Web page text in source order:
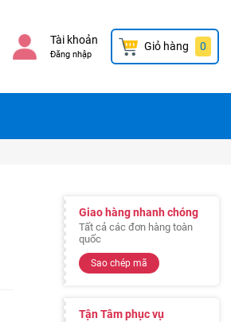
Tài khoản
Đăng nhập
Giỏ hàng 0
Giao hàng nhanh chóng
Tất cả các đơn hàng toàn
quốc
Sao chép mã
Tận Tâm phục vụ